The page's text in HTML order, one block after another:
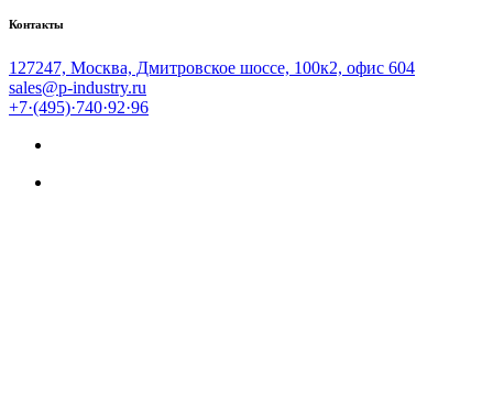
Контакты
127247, Москва, Дмитровское шоссе, 100к2, офис 604
sales@p-industry.ru
+7·(495)·740·92·96